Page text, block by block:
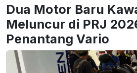
Dua Motor Baru
Meluncur di PRJ
Penantang Vario